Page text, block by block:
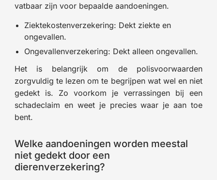
vatbaar zijn voor bepaalde aandoeningen.
Ziektekostenverzekering: Dekt ziekte en
ongevallen.
Ongevallenverzekering: Dekt alleen ongevallen.
Het is belangrijk om de polisvoorwaarden
zorgvuldig te lezen om te begrijpen wat wel en niet
gedekt is. Zo voorkom je verrassingen bij een
schadeclaim en weet je precies waar je aan toe
bent.
Welke aandoeningen worden meestal
niet gedekt door een
dierenverzekering?